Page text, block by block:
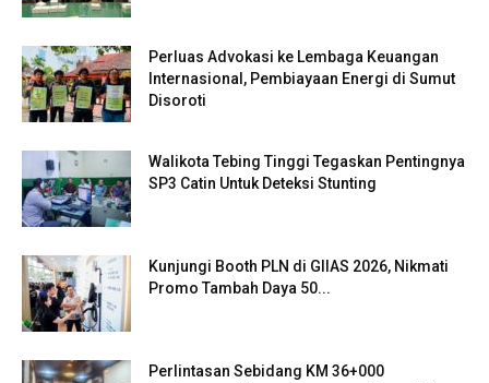
Perluas Advokasi ke Lembaga Keuangan
Internasional, Pembiayaan Energi di Sumut
Disoroti
Walikota Tebing Tinggi Tegaskan Pentingnya
SP3 Catin Untuk Deteksi Stunting
Kunjungi Booth PLN di GIIAS 2026, Nikmati
Promo Tambah Daya 50...
Perlintasan Sebidang KM 36+000